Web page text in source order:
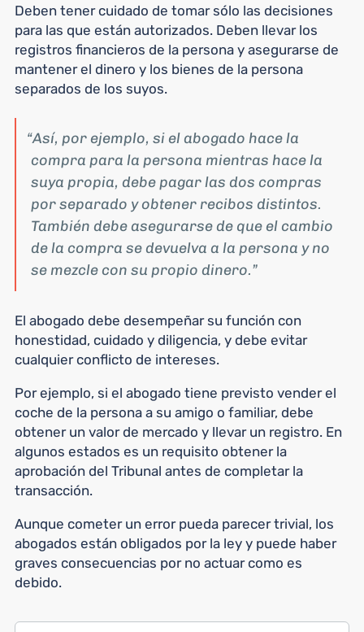
Deben tener cuidado de tomar sólo las decisiones
para las que están autorizados. Deben llevar los
registros financieros de la persona y asegurarse de
mantener el dinero y los bienes de la persona
separados de los suyos.
Así, por ejemplo, si el abogado hace la
compra para la persona mientras hace la
suya propia, debe pagar las dos compras
por separado y obtener recibos distintos.
También debe asegurarse de que el cambio
de la compra se devuelva a la persona y no
se mezcle con su propio dinero.
El abogado debe desempeñar su función con
honestidad, cuidado y diligencia, y debe evitar
cualquier conflicto de intereses.
Por ejemplo, si el abogado tiene previsto vender el
coche de la persona a su amigo o familiar, debe
obtener un valor de mercado y llevar un registro. En
algunos estados es un requisito obtener la
aprobación del Tribunal antes de completar la
transacción.
Aunque cometer un error pueda parecer trivial, los
abogados están obligados por la ley y puede haber
graves consecuencias por no actuar como es
debido.